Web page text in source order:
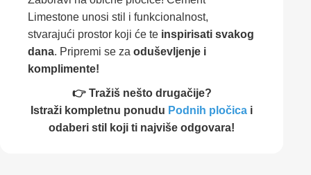
Limestone unosi stil i funkcionalnost,
stvarajući prostor koji će te inspirisati svakog
dana. Pripremi se za oduševljenje i
komplimente!
👉 Tražiš nešto drugačije?
Istraži kompletnu ponudu Podnih pločica i
odaberi stil koji ti najviše odgovara!